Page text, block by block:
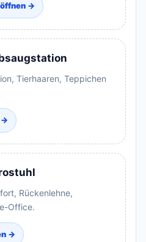
→
Tierhaaren, Teppichen
→
Rückenlehne,
Office.
→